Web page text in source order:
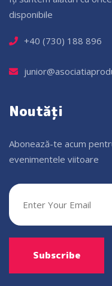
disponibile
+40 (730) 188 896
Noutăți
Abonează-te acum
evenimentele viitoare